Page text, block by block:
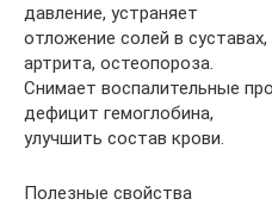
давление, устраняет
отложение солей в
артрита, остеопороза.
Снимает воспалительные
дефицит гемоглобина,
улучшить состав крови.
Полезные свойства